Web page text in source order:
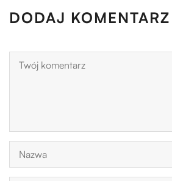
DODAJ KOMENTARZ